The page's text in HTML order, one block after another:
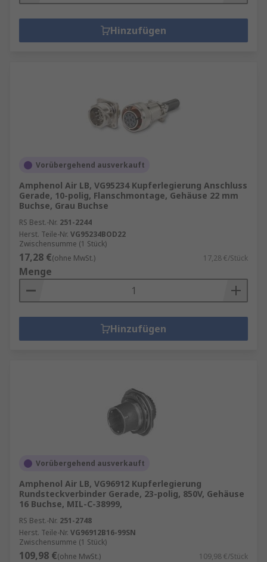
Hinzufügen
Vorübergehend ausverkauft
Amphenol Air LB, VG95234 Kupferlegierung Anschluss
Gerade, 10-polig, Flanschmontage, Gehäuse 22 mm
Buchse, Grau Buchse
RS Best.-Nr. 251-2244
Herst. Teile-Nr. VG95234BOD22
Zwischensumme (1 Stück)
17,28 €(ohne MwSt.) 17,28 €/Stück
Menge
Hinzufügen
Vorübergehend ausverkauft
Amphenol Air LB, VG96912 Kupferlegierung
Rundsteckverbinder Gerade, 23-polig, 850V, Gehäuse
16 Buchse, MIL-C-38999,
RS Best.-Nr. 251-2748
Herst. Teile-Nr. VG96912B16-99SN
Zwischensumme (1 Stück)
109,98 €(ohne MwSt.) 109,98 €/Stück